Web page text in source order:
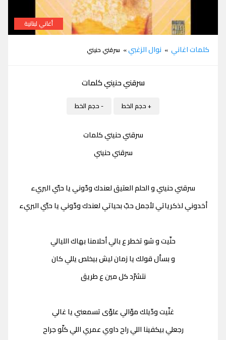
أغاني لبنانية
كلمات اغاني » نوال الزغبي» سرقني حنيني
سرقني حنيني كلمات
+ حجم الخط - حجم الخط
سرقني حنيني كلمات
سرقني حنيني
سرقني حنيني و الحلم العتيق لعندك ودّوني يا حبّي البريء
أخدوني لذكرياتي لأجمل حبّ بحياتي لعندك ودّوني يا حبّي البريء
حنّيت و شو تخطر ع بالي أحلامنا بهاك الليالي
و بسأل قولك يا زمان ليش بيخلص يللي كان
نتشرّد كل مين ع طريق
غنّيت ودّيلك موّالي علوّى تسمعني يا غالي
رجعلي بيكفينا اللي راح داوي عمري اللي كلّو جراح